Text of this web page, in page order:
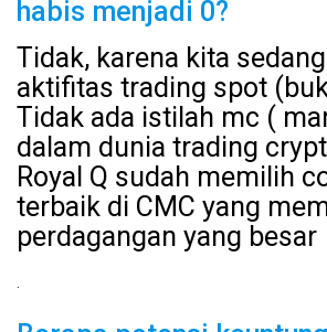
habis menjadi 0?
Tidak, karena kita
aktifitas trading spot
Tidak ada istilah mc (
dalam dunia trading
Royal Q sudah memilih
terbaik di CMC yang
perdagangan yang besar
.